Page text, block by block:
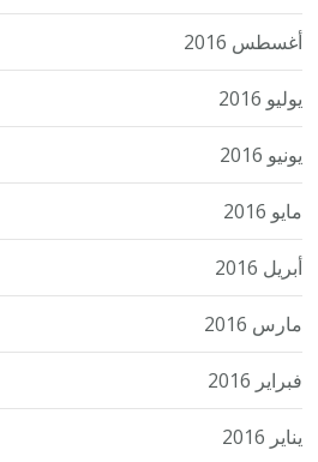
أغسطس 2016
يوليو 2016
يونيو 2016
مايو 2016
أبريل 2016
مارس 2016
فبراير 2016
يناير 2016